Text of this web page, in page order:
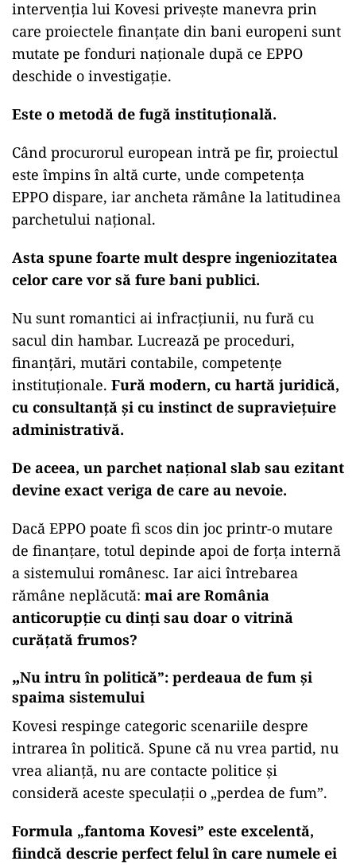
intervenția lui Kovesi privește manevra prin
care proiectele finanțate din bani europeni sunt
mutate pe fonduri naționale după ce EPPO
deschide o investigație.
Este o metodă de fugă instituțională.
Când procurorul european intră pe fir, proiectul
este împins în altă curte, unde competența
EPPO dispare, iar ancheta rămâne la latitudinea
parchetului național.
Asta spune foarte mult despre ingeniozitatea
celor care vor să fure bani publici.
Nu sunt romantici ai infracțiunii, nu fură cu
sacul din hambar. Lucrează pe proceduri,
finanțări, mutări contabile, competențe
instituționale. Fură modern, cu hartă juridică,
cu consultanță și cu instinct de supraviețuire
administrativă.
De aceea, un parchet național slab sau ezitant
devine exact veriga de care au nevoie.
Dacă EPPO poate fi scos din joc printr-o mutare
de finanțare, totul depinde apoi de forța internă
a sistemului românesc. Iar aici întrebarea
rămâne neplăcută: mai are România
anticorupție cu dinți sau doar o vitrină
curățată frumos?
„Nu intru în politică”: perdeaua de fum și
spaima sistemului
Kovesi respinge categoric scenariile despre
intrarea în politică. Spune că nu vrea partid, nu
vrea alianță, nu are contacte politice și
consideră aceste speculații o „perdea de fum”.
Formula „fantoma Kovesi” este excelentă,
fiindcă descrie perfect felul în care numele ei